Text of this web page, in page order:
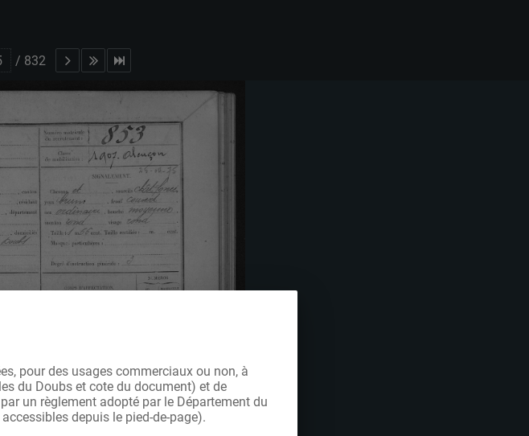
/ 832
pour des usages commerciaux ou non, à
du Doubs et cote du document) et de
un règlement adopté par le Département du
depuis le pied-de-page).